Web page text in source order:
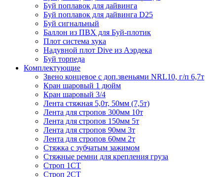
Буй поплавок для дайвинга
Буй поплавок для дайвинга D25
Буй сигнальный
Баллон из ПВХ для Буй-плотик
Плот система хука
Надувной плот Dive из Аэрдека
Буй торпеда
Комплектующие
Звено концевое с доп.звеньями NRL10, г/п 6,7т
Кран шаровый 1 дюйм
Кран шаровый 3/4
Лента стяжная 5,0т, 50мм (7,5т)
Лента для стропов 300мм 10т
Лента для стропов 150мм 5т
Лента для стропов 90мм 3т
Лента для стропов 60мм 2т
Стяжка с зубчатым зажимом
Стяжные ремни для крепления груза
Строп 1СТ
Строп 2СТ